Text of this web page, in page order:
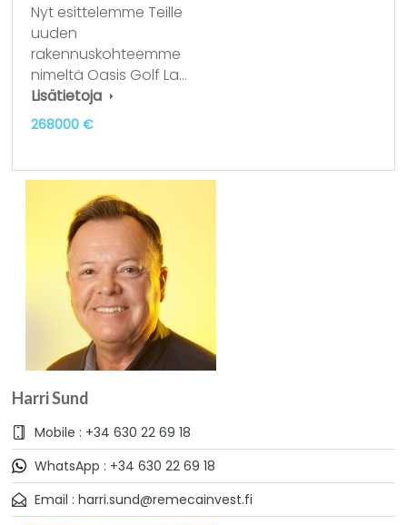
Nyt esittelemme Teille
uuden
rakennuskohteemme
nimeltä Oasis Golf La…
Lisätietoja
268000 €
Harri Sund
Mobile : +34 630 22 69 18
WhatsApp : +34 630 22 69 18
Email : harri.sund@remecainvest.fi